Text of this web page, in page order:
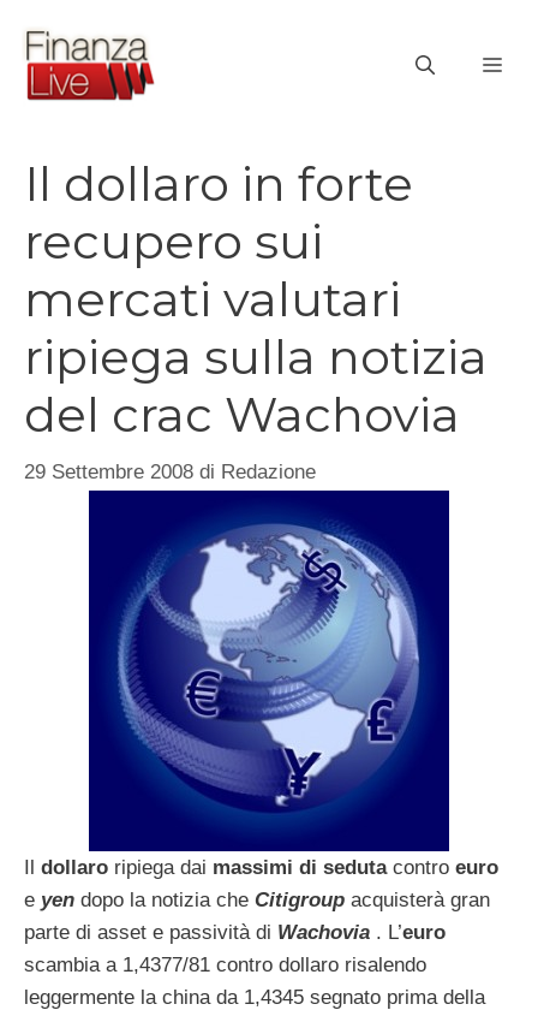
contenuto
Il dollaro in forte
recupero sui
mercati valutari
ripiega sulla notizia
del crac Wachovia
29 Settembre 2008 di Redazione
Il dollaro ripiega dai massimi di sedutacontro euro
e yen dopo la notizia che Citigroup acquisterà gran
parte di asset e passività di Wachovia . L’euro
scambia a 1,4377/81 contro dollaro risalendo
leggermente la china da 1,4345 segnato prima della